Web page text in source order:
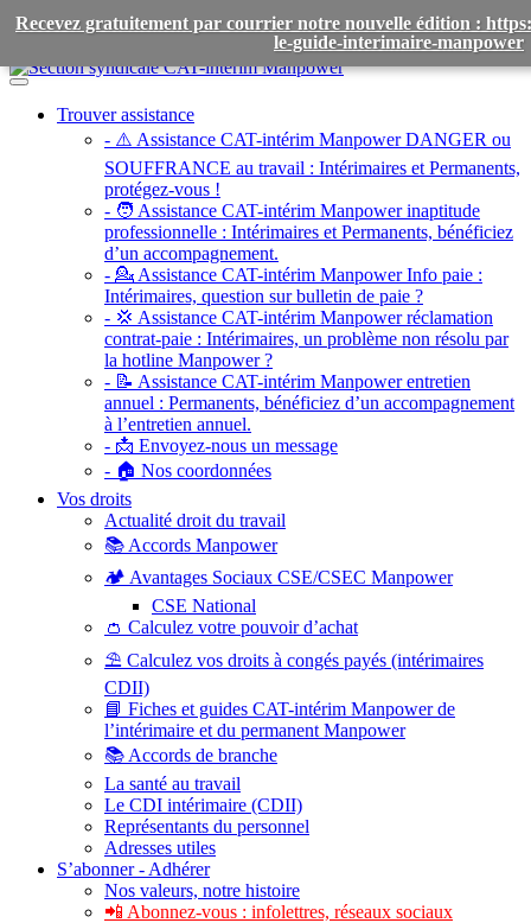
Toggle
navigationTrouver assistance
- ⚠️ Assistance CAT-intérim Manpower DANGER ou
SOUFFRANCE au travail : Intérimaires et Permanents,
protégez-vous !
- 🧑 Assistance CAT-intérim Manpower inaptitude
professionnelle : Intérimaires et Permanents, bénéficiez
d’un accompagnement.
- 💁 Assistance CAT-intérim Manpower Info paie :
Intérimaires, question sur bulletin de paie ?
- 💢 Assistance CAT-intérim Manpower réclamation
contrat-paie : Intérimaires, un problème non résolu par
la hotline Manpower ?
- 📝 Assistance CAT-intérim Manpower entretien
annuel : Permanents, bénéficiez d’un accompagnement
à l’entretien annuel.
- 📩 Envoyez-nous un message
- 🏠 Nos coordonnées
Vos droits
Actualité droit du travail
📚 Accords Manpower
🏕️ Avantages Sociaux CSE/CSEC Manpower
CSE National
👛 Calculez votre pouvoir d’achat
⛱️ Calculez vos droits à congés payés (intérimaires
CDII)
📘 Fiches et guides CAT-intérim Manpower de
l’intérimaire et du permanent Manpower
📚 Accords de branche
La santé au travail
Le CDI intérimaire (CDII)
Représentants du personnel
Adresses utiles
S’abonner - Adhérer
Nos valeurs, notre histoire
📲 Abonnez-vous : infolettres, réseaux sociaux
Recevez gratuitement par courrier notre nouvelle édition :
le-guide-interimaire-manpower